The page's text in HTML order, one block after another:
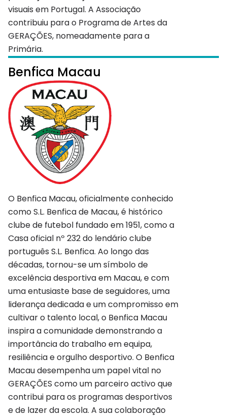
visuais em Portugal. A Associação
contribuiu para o Programa de Artes da
GERAÇÕES, nomeadamente para a
Primária.
Benfica Macau
O Benfica Macau, oficialmente conhecido
como S.L. Benfica de Macau, é histórico
clube de futebol fundado em 1951, como a
Casa oficial nº 232 do lendário clube
português S.L. Benfica. Ao longo das
décadas, tornou-se um símbolo de
excelência desportiva em Macau, e com
uma entusiaste base de seguidores, uma
liderança dedicada e um compromisso em
cultivar o talento local, o Benfica Macau
inspira a comunidade demonstrando a
importância do trabalho em equipa,
resiliência e orgulho desportivo. O Benfica
Macau desempenha um papel vital no
GERAÇÕES como um parceiro activo que
contribui para os programas desportivos
e de lazer da escola. A sua colaboração